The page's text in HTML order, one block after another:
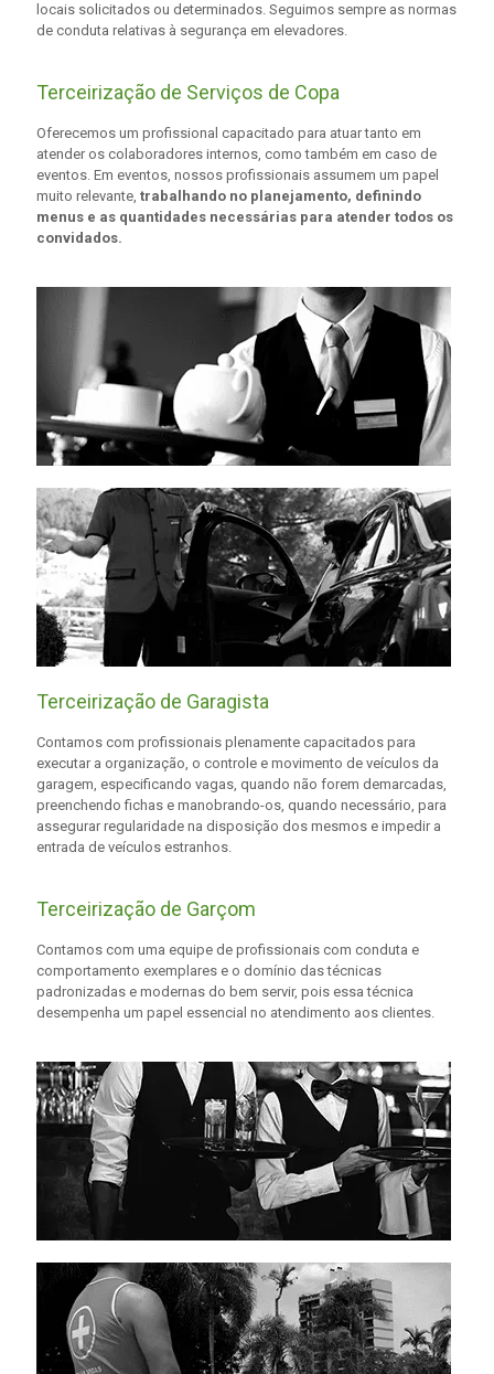
locais solicitados ou determinados. Seguimos sempre as normas
de conduta relativas à segurança em elevadores.
Terceirização de Serviços de Copa
Oferecemos um profissional capacitado para atuar tanto em
atender os colaboradores internos, como também em caso de
eventos. Em eventos, nossos profissionais assumem um papel
muito relevante, trabalhando no planejamento, definindo
menus e as quantidades necessárias para atender todos os
convidados.
Terceirização de Garagista
Contamos com profissionais plenamente capacitados para
executar a organização, o controle e movimento de veículos da
garagem, especificando vagas, quando não forem demarcadas,
preenchendo fichas e manobrando-os, quando necessário, para
assegurar regularidade na disposição dos mesmos e impedir a
entrada de veículos estranhos.
Terceirização de Garçom
Contamos com uma equipe de profissionais com conduta e
comportamento exemplares e o domínio das técnicas
padronizadas e modernas do bem servir, pois essa técnica
desempenha um papel essencial no atendimento aos clientes.